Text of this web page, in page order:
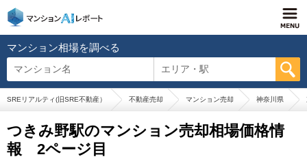
マンション相場を調べる
マンション名 エリア・駅
SREリアルティ(旧SRE不動産） 不動産売却 マンション売却 神奈川県
つきみ野駅のマンション売却相場価格情
報 2ページ目